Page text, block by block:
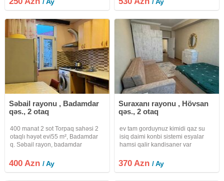
evlər də var öz şəkilləri
yeni əla temir olunub tam
Səbail rayonu , Badamdar
qəs., 2 otaq
400 manat 2 sot Torpaq sahəsi 2
otaqlı həyət evi55 m², Badamdar
q. Səbail rayon, badamdar
təmirli həyət evi kirayə verilir. Ev
yalnız ailələrə və tələbə qızlara
400 Azn/ Ay
Suraxanı rayonu , Hövsan
qəs., 2 otaq
ev tam gorduynuz kimidi qaz su
isiq daimi konbi sistemi esyalar
hamsi qalir kandisaner var
370 Azn/ Ay